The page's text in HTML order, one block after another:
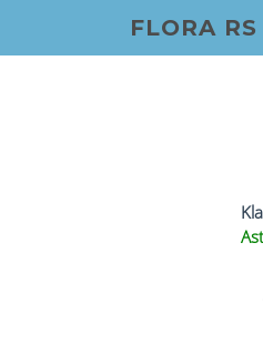
FLORA RS